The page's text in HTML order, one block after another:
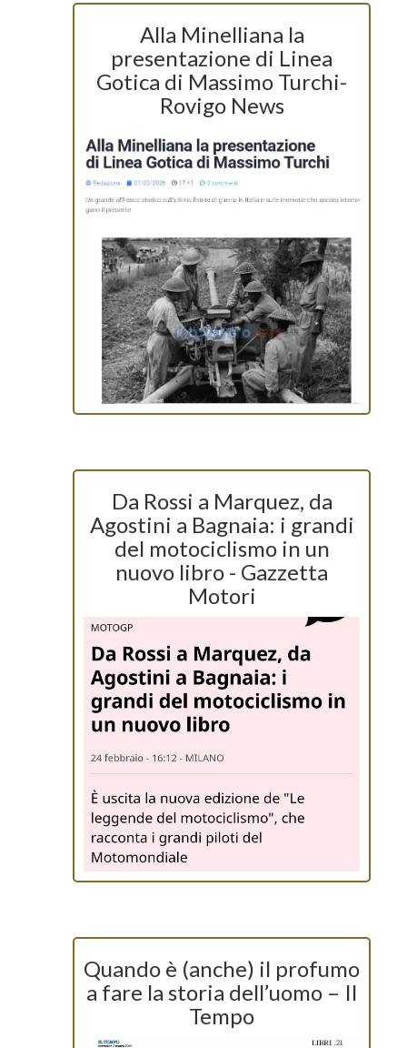
Alla Minelliana la
presentazione di Linea
Gotica di Massimo Turchi-
Rovigo News
Da Rossi a Marquez, da
Agostini a Bagnaia: i grandi
del motociclismo in un
nuovo libro - Gazzetta
Motori
Quando è (anche) il profumo
a fare la storia dell’uomo – Il
Tempo